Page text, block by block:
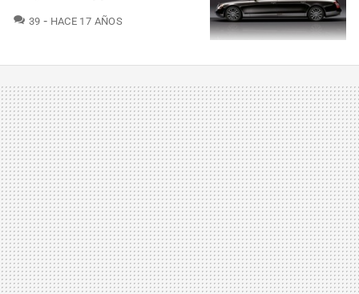
39 COMENTARIOS
HACE 17 AÑOS